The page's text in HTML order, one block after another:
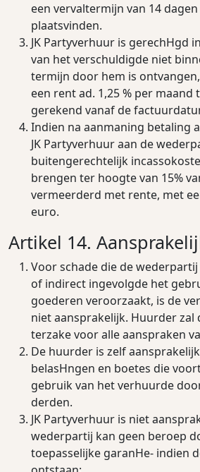
een vervaltermijn van 14
plaatsvinden.
JK Partyverhuur is gerechHgd
van het verschuldigde niet
termijn door hem is
een rent ad. 1,25 % per maand
gerekend vanaf de
Indien na aanmaning betaling
JK Partyverhuur aan de
buitengerechtelijk
brengen ter hoogte van 15%
vermeerderd met rente, met
euro.
Artikel 14.
Voor schade die de
of indirect ingevolgde het
goederen veroorzaakt, is de
niet aansprakelijk. Huurder zal
terzake voor alle aanspraken
De huurder is zelf
belasHngen en boetes die
gebruik van het verhuurde
derden.
JK Partyverhuur is niet
wederpartij kan geen beroep
toepasselijke garanHe- indien